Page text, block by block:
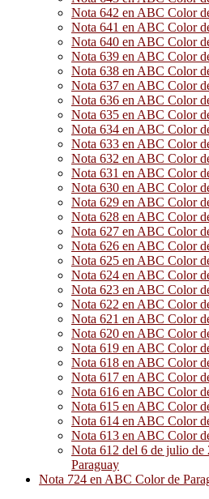
Nota 642 en ABC Color
Nota 641 en ABC Color
Nota 640 en ABC Color
Nota 639 en ABC Color
Nota 638 en ABC Color
Nota 637 en ABC Color
Nota 636 en ABC Color
Nota 635 en ABC Color
Nota 634 en ABC Color
Nota 633 en ABC Color
Nota 632 en ABC Color
Nota 631 en ABC Color
Nota 630 en ABC Color
Nota 629 en ABC Color
Nota 628 en ABC Color
Nota 627 en ABC Color
Nota 626 en ABC Color
Nota 625 en ABC Color
Nota 624 en ABC Color
Nota 623 en ABC Color
Nota 622 en ABC Color
Nota 621 en ABC Color
Nota 620 en ABC Color
Nota 619 en ABC Color
Nota 618 en ABC Color
Nota 617 en ABC Color
Nota 616 en ABC Color
Nota 615 en ABC Color
Nota 614 en ABC Color
Nota 613 en ABC Color
Nota 612 del 6 de julio
Paraguay
Nota 724 en ABC Color de